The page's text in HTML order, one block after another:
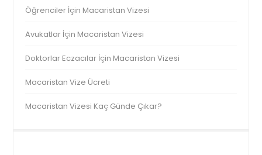
Öğrenciler İçin Macaristan Vizesi
Avukatlar İçin Macaristan Vizesi
Doktorlar Eczacılar İçin Macaristan Vizesi
Macaristan Vize Ücreti
Macaristan Vizesi Kaç Günde Çıkar?